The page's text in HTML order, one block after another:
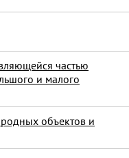
частью
и малого
объектов и